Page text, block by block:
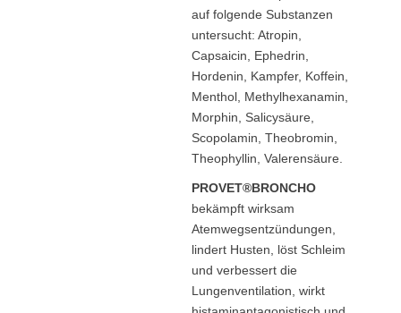
auf folgende Substanzen
untersucht: Atropin,
Capsaicin, Ephedrin,
Hordenin, Kampfer, Koffein,
Menthol, Methylhexanamin,
Morphin, Salicysäure,
Scopolamin, Theobromin,
Theophyllin, Valerensäure.
PROVET®BRONCHO
bekämpft wirksam
Atemwegsentzündungen,
lindert Husten, löst Schleim
und verbessert die
Lungenventilation, wirkt